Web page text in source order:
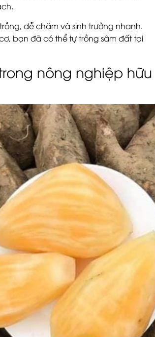
dễ chăm và sinh trưởng nhanh.
bạn đã có thể tự trồng sâm đất tại
nông nghiệp hữu